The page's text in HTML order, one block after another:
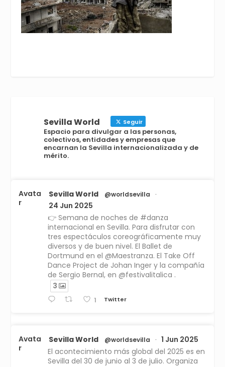
Sevilla World Seguir
Espacio para divulgar a las personas,
colectivos, entidades y empresas que
encarnan la Sevilla internacionalizada y de
mérito.
Avata
r
Sevilla World @worldsevilla ·
24 Jun 2025
👉 Semana de noches de #danza
internacional en Sevilla. Para disfrutar con
tres espectáculos coreográficamente muy
diversos y de buen nivel. El Ballet de
Dortmund en el @Maestranza. El Take Off
Dance Project de Johan Inger y la compañía
de Sergio Bernal, en @festivalitalica .
3
1 Twitter
Avata
r
Sevilla World @worldsevilla ·
1 Jun 2025
El acontecimiento más global del 2025 es en
Sevilla del 30 de junio al 3 de julio. Organiza